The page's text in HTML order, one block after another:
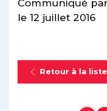
Communiqué par
le 12 juillet 2016
Retour à la liste